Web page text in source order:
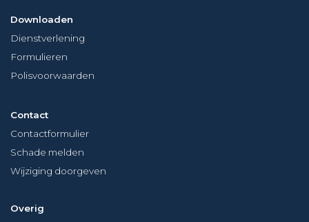
Downloaden
Dienstverlening
Formulieren
Polisvoorwaarden
Contact
Contactformulier
Schade melden
Wijziging doorgeven
Overig